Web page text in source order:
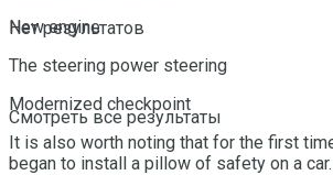
Нет результатов
Смотреть все результаты
New engine
The steering power steering
Modernized checkpoint
It is also worth noting that for the first
began to install a pillow of safety on a car.